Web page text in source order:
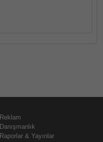
Reklam
Danışmanlık
Raporlar & Yayınlar